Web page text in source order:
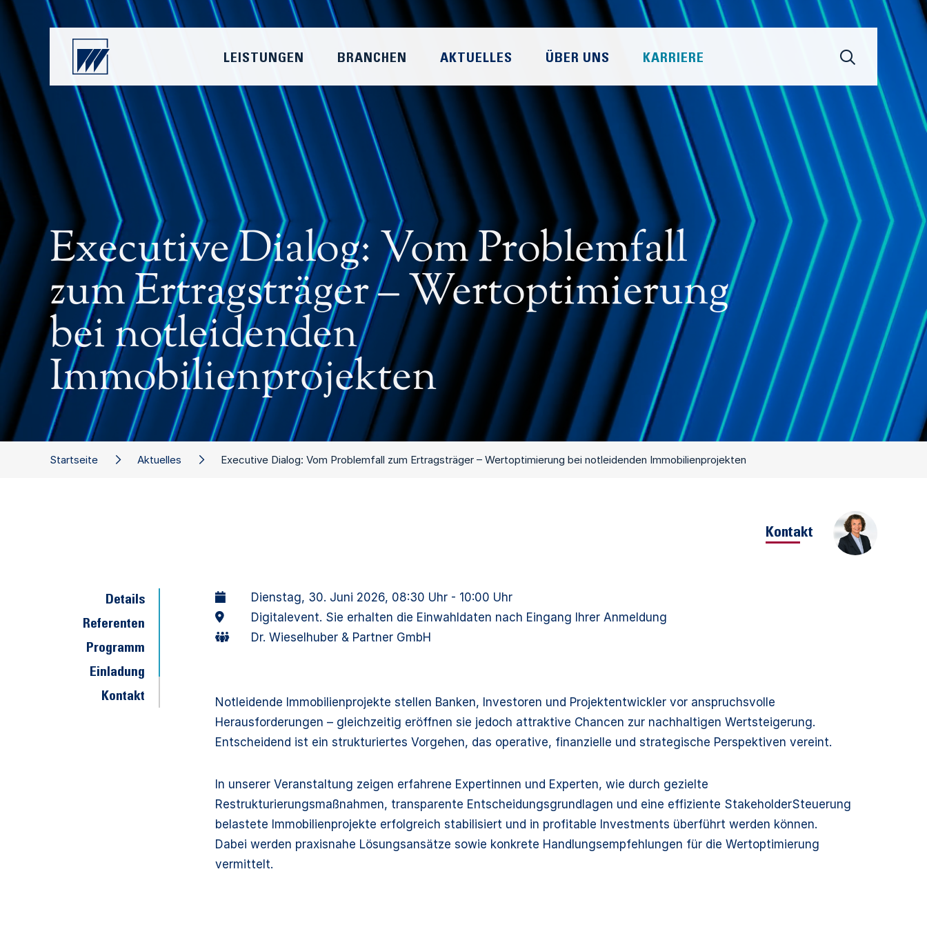
Dienstag, 30. Juni 2026, 08:30 Uhr - 10:00 Uhr
Digitalevent. Sie erhalten die Einwahldaten nach Eingang Ihrer Anmeldung
Dr. Wieselhuber & Partner GmbH
Notleidende Immobilienprojekte stellen Banken, Investoren und Projektentwickler vor anspruchsvolle
Herausforderungen – gleichzeitig eröffnen sie jedoch attraktive Chancen zur nachhaltigen Wertsteigerung.
Entscheidend ist ein strukturiertes Vorgehen, das operative, finanzielle und strategische Perspektiven vereint.
In unserer Veranstaltung zeigen erfahrene Expertinnen und Experten, wie durch gezielte
Restrukturierungsmaßnahmen, transparente Entscheidungsgrundlagen und eine effiziente StakeholderSteuerung
belastete Immobilienprojekte erfolgreich stabilisiert und in profitable Investments überführt werden können.
Dabei werden praxisnahe Lösungsansätze sowie konkrete Handlungsempfehlungen für die Wertoptimierung
vermittelt.
Kontakt
Startseite Aktuelles Executive Dialog: Vom Problemfall zum Ertragsträger – Wertoptimierung bei notleidenden Immobilienprojekten
Executive Dialog: Vom Problemfall
zum Ertragsträger – Wertoptimierung
bei notleidenden
Immobilienprojekten
LEISTUNGEN BRANCHEN AKTUELLES ÜBER UNS KARRIERE
Details
Referenten
Programm
Einladung
Kontakt